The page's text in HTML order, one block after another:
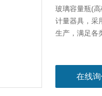
玻璃容量瓶(
计量器具，采
生产，满足各
在线